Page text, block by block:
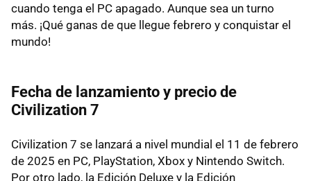
cuando tenga el PC apagado. Aunque sea un turno
más. ¡Qué ganas de que llegue febrero y conquistar el
mundo!
Fecha de lanzamiento y precio de
Civilization 7
Civilization 7 se lanzará a nivel mundial el 11 de febrero
de 2025 en PC, PlayStation, Xbox y Nintendo Switch.
Por otro lado, la Edición Deluxe y la Edición